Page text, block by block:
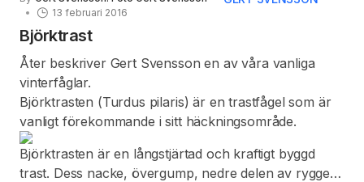
strykfåglar.
13 februari 2016
Björktrast
Åter beskriver Gert Svensson en av våra vanliga
vinterfåglar.
Björktrasten (Turdus pilaris) är en trastfågel som är
vanligt förekommande i sitt häckningsområde.
Björktrasten är en långstjärtad och kraftigt byggd
trast. Dess nacke, övergump, nedre delen av ryggen,